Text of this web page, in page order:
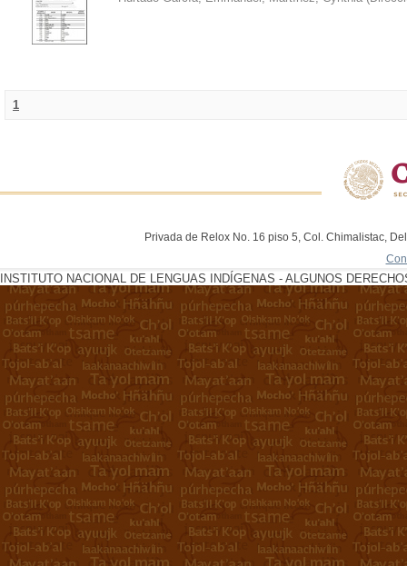
1
Privada de Relox No. 16 piso 5, Col. Chimalistac,
INSTITUTO NACIONAL DE LENGUAS INDÍGENAS - ALGUNOS